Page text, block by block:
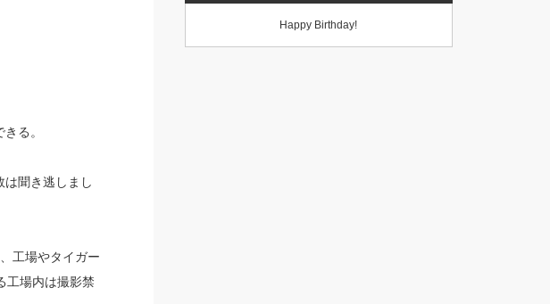
る。
聞き逃しまし
工場やタイガー
工場内は撮影禁
Happy Birthday!